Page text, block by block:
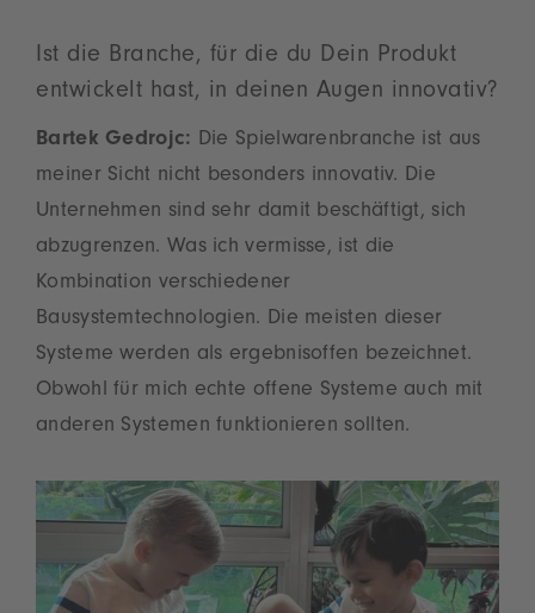
Ist die Branche, für die du Dein Produkt
entwickelt hast, in deinen Augen innovativ?
Bartek Gedrojc: Die Spielwarenbranche ist aus
meiner Sicht nicht besonders innovativ. Die
Unternehmen sind sehr damit beschäftigt, sich
abzugrenzen. Was ich vermisse, ist die
Kombination verschiedener
Bausystemtechnologien. Die meisten dieser
Systeme werden als ergebnisoffen bezeichnet.
Obwohl für mich echte offene Systeme auch mit
anderen Systemen funktionieren sollten.